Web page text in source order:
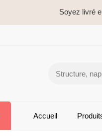
Soyez livré
Accueil